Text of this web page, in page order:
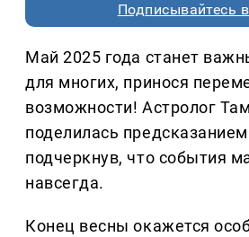
Подписывайтесь
Май 2025 года станет
для многих, принося
возможности! Астролог
поделилась
подчеркнув, что события
навсегда.
Конец весны окажется